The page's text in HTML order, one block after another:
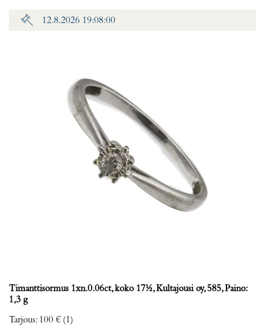
12.8.2026 19:08:00
Timanttisormus 1xn.0.06ct, koko 17½, Kultajousi oy, 585, Paino:
1,3 g
Tarjous: 100 € (1)